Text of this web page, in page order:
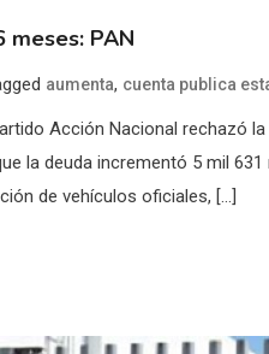
meses: PAN
aumenta, cuenta publica
Acción Nacional rechazó
la deuda incrementó 5 mil
de vehículos oficiales, […]